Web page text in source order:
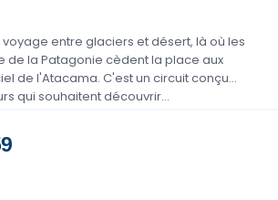
entre glaciers et désert, là où les
de la Patagonie cèdent la place aux
de l'Atacama. C'est un circuit conçu
qui souhaitent découvrir…